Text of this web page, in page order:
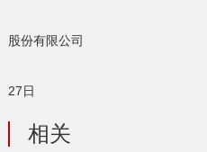
石家庄常
股份有限公司
27日
相关